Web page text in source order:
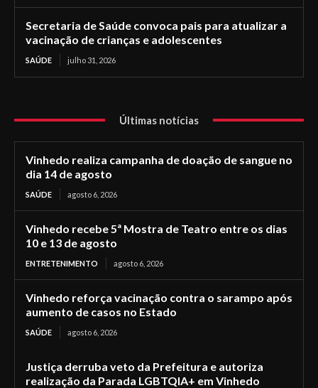
Secretaria de Saúde convoca pais para atualizar a
vacinação de crianças e adolescentes
SAÚDE julho 31, 2026
Últimas notícias
Vinhedo realiza campanha de doação de sangue no
dia 14 de agosto
SAÚDE agosto 6, 2026
Vinhedo recebe 5ª Mostra de Teatro entre os dias
10 e 13 de agosto
ENTRETENIMENTO agosto 6, 2026
Vinhedo reforça vacinação contra o sarampo após
aumento de casos no Estado
SAÚDE agosto 6, 2026
Justiça derruba veto da Prefeitura e autoriza
realização da Parada LGBTQIA+ em Vinhedo